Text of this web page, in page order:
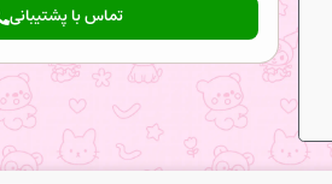
تماس با پشتیبانی